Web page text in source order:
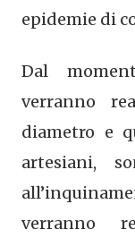
epidemie di
Dal
verranno
diametro e
artesiani,
verranno